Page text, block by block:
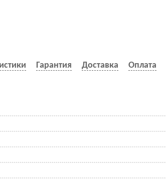
Гарантия Доставка Оплата